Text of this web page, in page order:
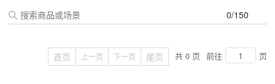
0/150
首页 上一页 下一页 尾页 共 0 页 前往 页